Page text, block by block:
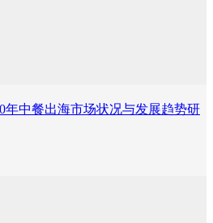
年中餐出海市场状况与发展趋势研